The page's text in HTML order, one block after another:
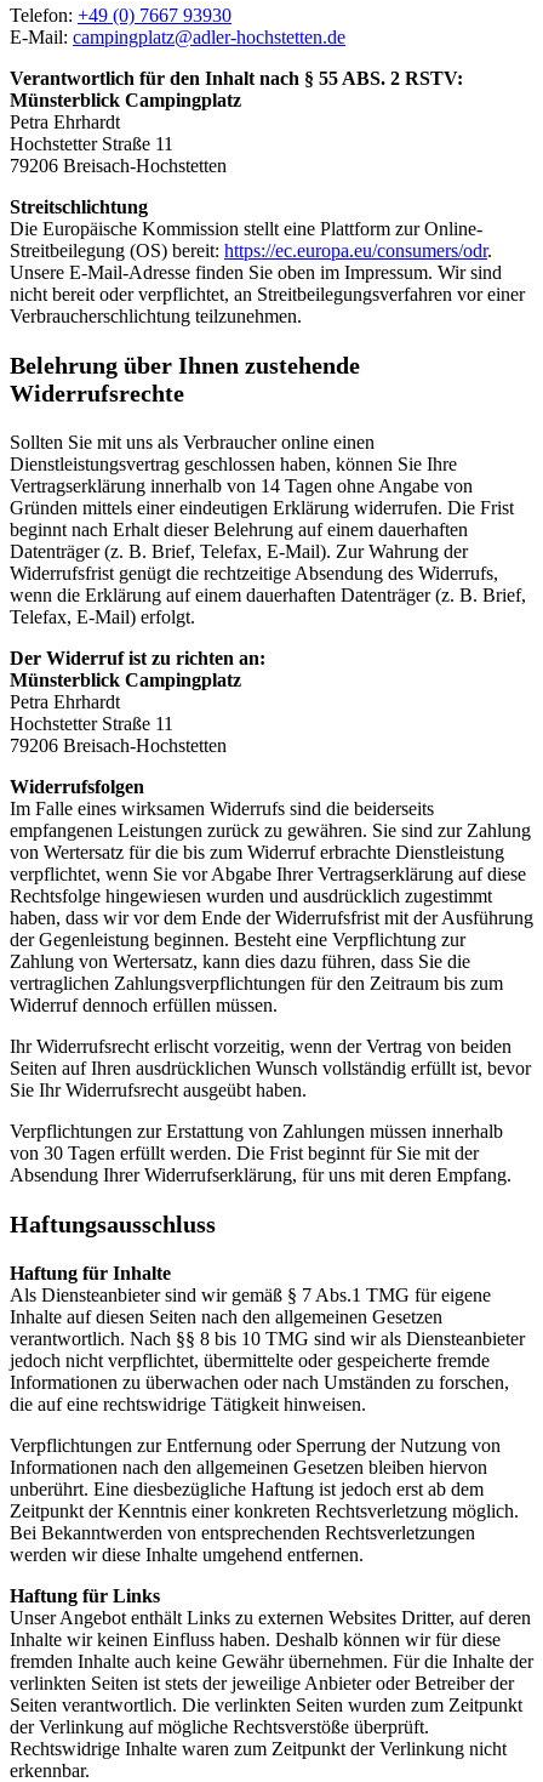
Telefon: +49 (0) 7667 93930
E-Mail: campingplatz@adler-hochstetten.de
Verantwortlich für den Inhalt nach § 55 ABS. 2 RSTV:
Münsterblick Campingplatz
Petra Ehrhardt
Hochstetter Straße 11
79206 Breisach-Hochstetten
Streitschlichtung
Die Europäische Kommission stellt eine Plattform zur Online-
Streitbeilegung (OS) bereit: https://ec.europa.eu/consumers/odr.
Unsere E-Mail-Adresse finden Sie oben im Impressum. Wir sind
nicht bereit oder verpflichtet, an Streitbeilegungsverfahren vor einer
Verbraucherschlichtung teilzunehmen.
Belehrung über Ihnen zustehende
Widerrufsrechte
Sollten Sie mit uns als Verbraucher online einen
Dienstleistungsvertrag geschlossen haben, können Sie Ihre
Vertragserklärung innerhalb von 14 Tagen ohne Angabe von
Gründen mittels einer eindeutigen Erklärung widerrufen. Die Frist
beginnt nach Erhalt dieser Belehrung auf einem dauerhaften
Datenträger (z. B. Brief, Telefax, E-Mail). Zur Wahrung der
Widerrufsfrist genügt die rechtzeitige Absendung des Widerrufs,
wenn die Erklärung auf einem dauerhaften Datenträger (z. B. Brief,
Telefax, E-Mail) erfolgt.
Der Widerruf ist zu richten an:
Münsterblick Campingplatz
Petra Ehrhardt
Hochstetter Straße 11
79206 Breisach-Hochstetten
Widerrufsfolgen
Im Falle eines wirksamen Widerrufs sind die beiderseits
empfangenen Leistungen zurück zu gewähren. Sie sind zur Zahlung
von Wertersatz für die bis zum Widerruf erbrachte Dienstleistung
verpflichtet, wenn Sie vor Abgabe Ihrer Vertragserklärung auf diese
Rechtsfolge hingewiesen wurden und ausdrücklich zugestimmt
haben, dass wir vor dem Ende der Widerrufsfrist mit der Ausführung
der Gegenleistung beginnen. Besteht eine Verpflichtung zur
Zahlung von Wertersatz, kann dies dazu führen, dass Sie die
vertraglichen Zahlungsverpflichtungen für den Zeitraum bis zum
Widerruf dennoch erfüllen müssen.
Ihr Widerrufsrecht erlischt vorzeitig, wenn der Vertrag von beiden
Seiten auf Ihren ausdrücklichen Wunsch vollständig erfüllt ist, bevor
Sie Ihr Widerrufsrecht ausgeübt haben.
Verpflichtungen zur Erstattung von Zahlungen müssen innerhalb
von 30 Tagen erfüllt werden. Die Frist beginnt für Sie mit der
Absendung Ihrer Widerrufserklärung, für uns mit deren Empfang.
Haftungsausschluss
Haftung für Inhalte
Als Diensteanbieter sind wir gemäß § 7 Abs.1 TMG für eigene
Inhalte auf diesen Seiten nach den allgemeinen Gesetzen
verantwortlich. Nach §§ 8 bis 10 TMG sind wir als Diensteanbieter
jedoch nicht verpflichtet, übermittelte oder gespeicherte fremde
Informationen zu überwachen oder nach Umständen zu forschen,
die auf eine rechtswidrige Tätigkeit hinweisen.
Verpflichtungen zur Entfernung oder Sperrung der Nutzung von
Informationen nach den allgemeinen Gesetzen bleiben hiervon
unberührt. Eine diesbezügliche Haftung ist jedoch erst ab dem
Zeitpunkt der Kenntnis einer konkreten Rechtsverletzung möglich.
Bei Bekanntwerden von entsprechenden Rechtsverletzungen
werden wir diese Inhalte umgehend entfernen.
Haftung für Links
Unser Angebot enthält Links zu externen Websites Dritter, auf deren
Inhalte wir keinen Einfluss haben. Deshalb können wir für diese
fremden Inhalte auch keine Gewähr übernehmen. Für die Inhalte der
verlinkten Seiten ist stets der jeweilige Anbieter oder Betreiber der
Seiten verantwortlich. Die verlinkten Seiten wurden zum Zeitpunkt
der Verlinkung auf mögliche Rechtsverstöße überprüft.
Rechtswidrige Inhalte waren zum Zeitpunkt der Verlinkung nicht
erkennbar.